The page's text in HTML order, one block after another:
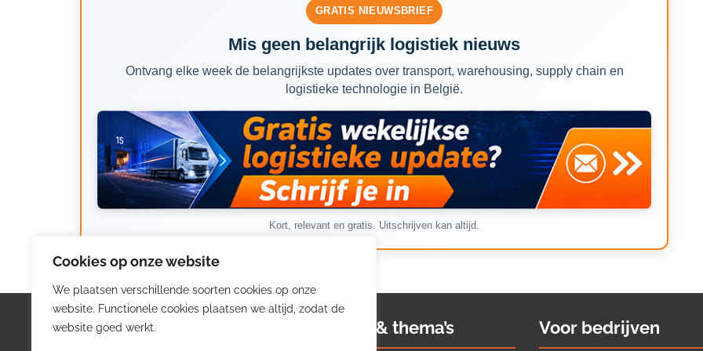
Cookies op onze website
We plaatsen verschillende soorten cookies op onze
website. Functionele cookies plaatsen we altijd, zodat de
website goed werkt.
GRATIS NIEUWSBRIEF
Mis geen belangrijk logistiek nieuws
Ontvang elke week de belangrijkste updates over transport, warehousing, supply chain en
logistieke technologie in België.
Kort, relevant en gratis. Uitschrijven kan altijd.
Logistiek.be Nieuws & thema’s Voor bedrijven